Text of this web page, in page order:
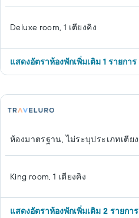
Deluxe room, 1 เตียงคิง
แสดงอัตราห้องพักเพิ่มเติม 1 รายการ
ห้องมาตรฐาน, ไม่ระบุประเภทเตียง
King room, 1 เตียงคิง
แสดงอัตราห้องพักเพิ่มเติม 2 รายการ